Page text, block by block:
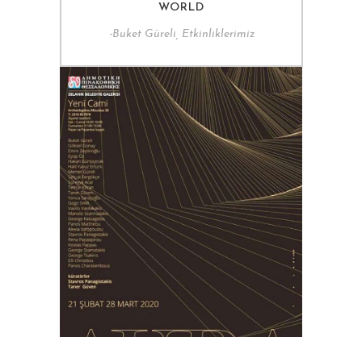
WORLD
-Buket Güreli, Etkinliklerimiz